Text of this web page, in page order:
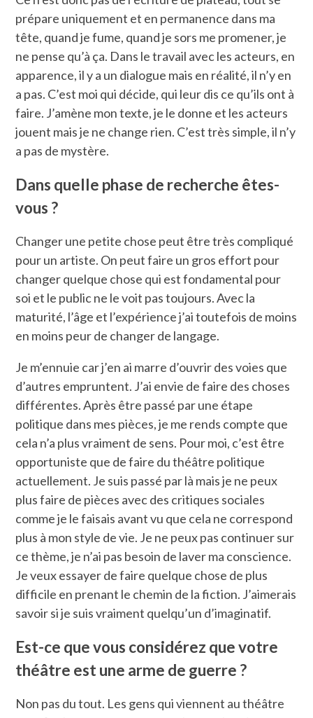
prépare uniquement et en permanence dans ma
tête, quand je fume, quand je sors me promener, je
ne pense qu’à ça. Dans le travail avec les acteurs, en
apparence, il y a un dialogue mais en réalité, il n’y en
a pas. C’est moi qui décide, qui leur dis ce qu’ils ont à
faire. J’amène mon texte, je le donne et les acteurs
jouent mais je ne change rien. C’est très simple, il n’y
a pas de mystère.
Dans quelle phase de recherche êtes-
vous ?
Changer une petite chose peut être très compliqué
pour un artiste. On peut faire un gros effort pour
changer quelque chose qui est fondamental pour
soi et le public ne le voit pas toujours. Avec la
maturité, l’âge et l’expérience j’ai toutefois de moins
en moins peur de changer de langage.
Je m’ennuie car j’en ai marre d’ouvrir des voies que
d’autres empruntent. J’ai envie de faire des choses
différentes. Après être passé par une étape
politique dans mes pièces, je me rends compte que
cela n’a plus vraiment de sens. Pour moi, c’est être
opportuniste que de faire du théâtre politique
actuellement. Je suis passé par là mais je ne peux
plus faire de pièces avec des critiques sociales
comme je le faisais avant vu que cela ne correspond
plus à mon style de vie. Je ne peux pas continuer sur
ce thème, je n’ai pas besoin de laver ma conscience.
Je veux essayer de faire quelque chose de plus
difficile en prenant le chemin de la fiction. J’aimerais
savoir si je suis vraiment quelqu’un d’imaginatif.
Est-ce que vous considérez que votre
théâtre est une arme de guerre ?
Non pas du tout. Les gens qui viennent au théâtre